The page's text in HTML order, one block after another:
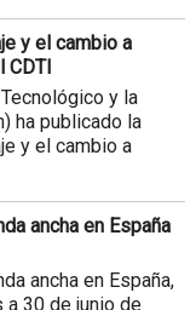
y el cambio a
CDTI
y la
ha publicado la
y el cambio a
ancha en España
ancha en España,
30 de junio de